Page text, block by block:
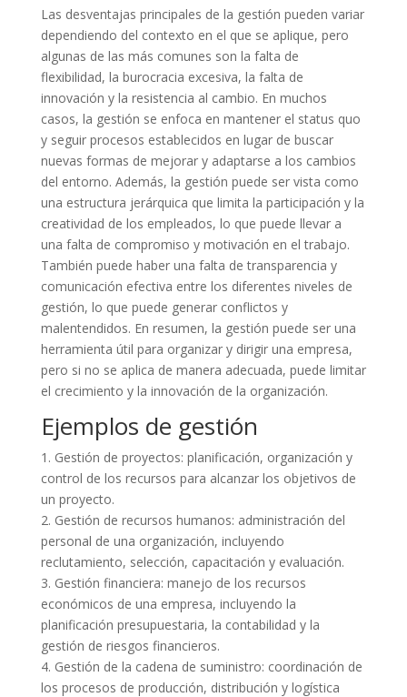
Las desventajas principales de la gestión pueden variar
dependiendo del contexto en el que se aplique, pero
algunas de las más comunes son la falta de
flexibilidad, la burocracia excesiva, la falta de
innovación y la resistencia al cambio. En muchos
casos, la gestión se enfoca en mantener el status quo
y seguir procesos establecidos en lugar de buscar
nuevas formas de mejorar y adaptarse a los cambios
del entorno. Además, la gestión puede ser vista como
una estructura jerárquica que limita la participación y la
creatividad de los empleados, lo que puede llevar a
una falta de compromiso y motivación en el trabajo.
También puede haber una falta de transparencia y
comunicación efectiva entre los diferentes niveles de
gestión, lo que puede generar conflictos y
malentendidos. En resumen, la gestión puede ser una
herramienta útil para organizar y dirigir una empresa,
pero si no se aplica de manera adecuada, puede limitar
el crecimiento y la innovación de la organización.
Ejemplos de gestión
1. Gestión de proyectos: planificación, organización y
control de los recursos para alcanzar los objetivos de
un proyecto.
2. Gestión de recursos humanos: administración del
personal de una organización, incluyendo
reclutamiento, selección, capacitación y evaluación.
3. Gestión financiera: manejo de los recursos
económicos de una empresa, incluyendo la
planificación presupuestaria, la contabilidad y la
gestión de riesgos financieros.
4. Gestión de la cadena de suministro: coordinación de
los procesos de producción, distribución y logística